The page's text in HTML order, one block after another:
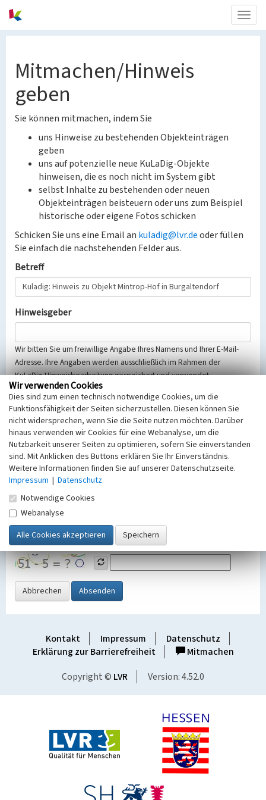
Mitmachen/Hinweis
geben
Sie können mitmachen, indem Sie
uns Hinweise zu bestehenden Objekteinträgen
geben
uns auf potenzielle neue KuLaDig-Objekte
hinweisen, die es noch nicht im System gibt
selbst Inhalte zu bestehenden oder neuen
Objekteinträgen beisteuern oder uns zum Beispiel
historische oder eigene Fotos schicken
Schicken Sie uns eine Email an kuladig@lvr.deoder füllen
Sie einfach die nachstehenden Felder aus.
Betreff
Hinweisgeber
Wir bitten Sie um freiwillige Angabe Ihres Namens und Ihrer E-Mail-
Adresse. Ihre Angaben werden ausschließlich im Rahmen der
KuLaDig-Hinweisbearbeitung gespeichert und verwendet.
Selbstverständlich werden diese entsprechend der Vorschriften des
Telemediengesetzes, des Datenschutzgesetzes NRW und der seit
dem 25.05.2018 gültigen Europäischen Datenschutzgrundverordnung
(EU-DSGVO) vertraulich behandelt, beachten Sie bitte unsere
Hinweise zumDatenschutz
Nachricht
SicherheitsabfrageTragen Sie unten das Rechenergebnis aus der
Grafik ein
Abbrechen Absenden
Kontakt Impressum
Datenschutz
Erklärung zur Barrierefreiheit
Mitmachen
Copyright © LVR Version: 4.52.0
Wir verwenden Cookies
Dies sind zum einen technisch notwendige Cookies, um die
Funktionsfähigkeit der Seiten sicherzustellen. Diesen können Sie
nicht widersprechen, wenn Sie die Seite nutzen möchten. Darüber
hinaus verwenden wir Cookies für eine Webanalyse, um die
Nutzbarkeit unserer Seiten zu optimieren, sofern Sie einverstanden
sind. Mit Anklicken des Buttons erklären Sie Ihr Einverständnis.
Weitere Informationen finden Sie auf unserer Datenschutzseite.
Impressum | Datenschutz
Notwendige Cookies
Webanalyse